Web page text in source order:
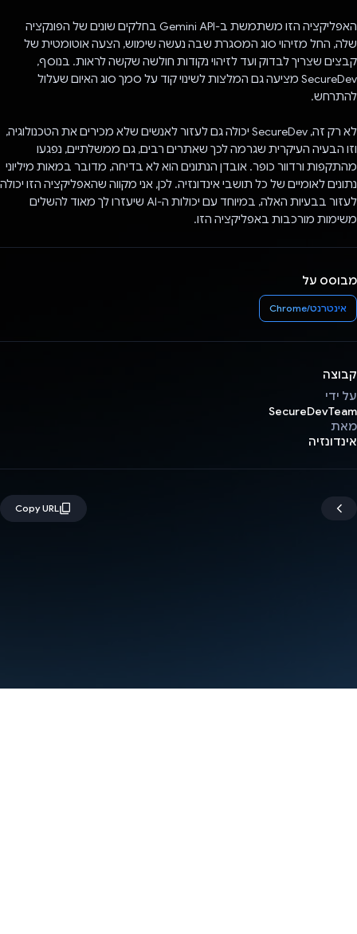
האפליקציה הזו משתמשת ב-Gemini API בחלקים שונים של הפונקציה
שלה, החל מזיהוי סוג המסגרת שבה נעשה שימוש, הצעה אוטומטית של
קבצים שצריך לבדוק ועד לזיהוי נקודות חולשה שקשה לראות. בנוסף,
SecureDev מציעה גם המלצות לשינוי קוד על סמך סוג האיום שעלול
להתרחש.
לא רק זה, SecureDev יכולה גם לעזור לאנשים שלא מכירים את הטכנולוגיה,
וזו הבעיה העיקרית שגרמה לכך שאתרים רבים, גם ממשלתיים, נפגעו
מהתקפות ורדוור כופר. אובדן הנתונים הוא לא בדיחה, מדובר במאות מיליוני
נתונים לאומיים של כל תושבי אינדונזיה. לכן, אני מקווה שהאפליקציה הזו יכולה
לעזור בבעיות האלה, במיוחד עם יכולות ה-AI שיעזרו לך מאוד להשלים
משימות מורכבות באפליקציה הזו.
מבוסס על
אינטרנט/Chrome
קבוצה
על ידי
SecureDevTeam
מאת
אינדונזיה